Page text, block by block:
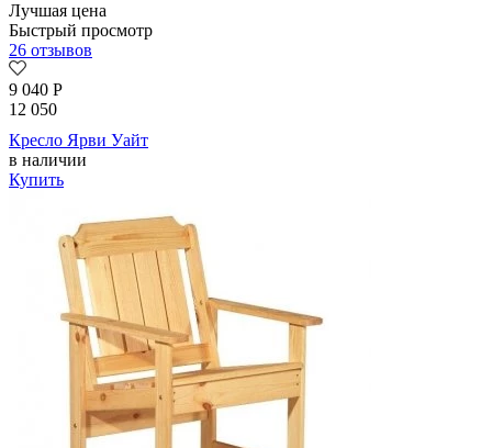
Лучшая цена
Быстрый просмотр
26 отзывов
9 040 Р
12 050
Кресло Ярви Уайт
в наличии
Купить